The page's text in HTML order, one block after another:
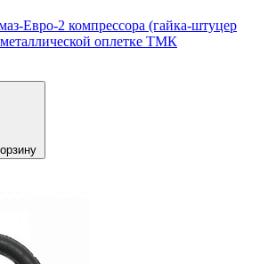
Евро-2 компрессора (гайка-штуцер
оплетке ТМК